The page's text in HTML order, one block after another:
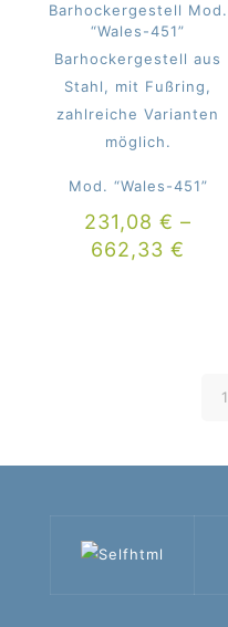
Barhockergestell Mod.
“Wales-451”
Barhockergestell aus
Stahl, mit Fußring,
zahlreiche Varianten
möglich.
Mod. “Wales-451”
231,08€ –
662,33€
1